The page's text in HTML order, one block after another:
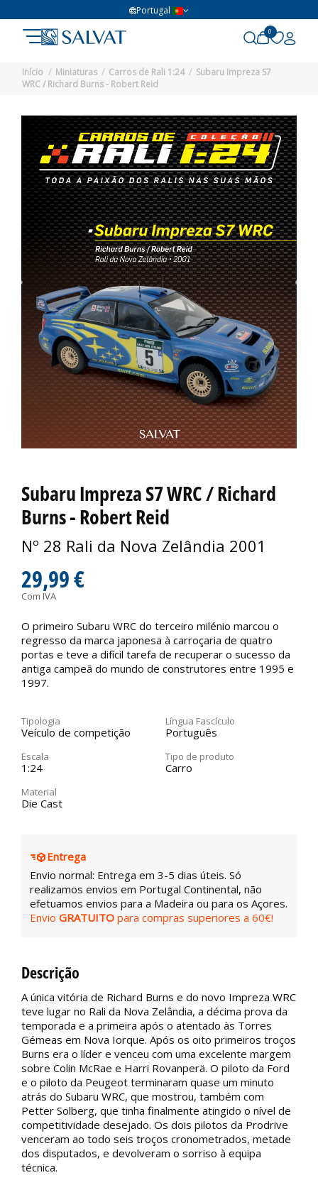
Portugal
0
Início Miniaturas Carros de Rali 1:24
Subaru Impreza S7
WRC / Richard Burns - Robert Reid
Subaru Impreza S7 WRC / Richard
Burns - Robert Reid
Nº 28 Rali da Nova Zelândia 2001
29,99 €
Com IVA
O primeiro Subaru WRC do terceiro milénio marcou o
regresso da marca japonesa à carroçaria de quatro
portas e teve a difícil tarefa de recuperar o sucesso da
antiga campeã do mundo de construtores entre 1995 e
1997.
Tipologia
Veículo de competição
Língua Fascículo
Português
Escala
1:24
Tipo de produto
Carro
Material
Die Cast
Entrega
Envio normal: Entrega em 3-5 dias úteis. Só
realizamos envios em Portugal Continental, não
efetuamos envios para a Madeira ou para os Açores.
Envio GRATUITO para compras superiores a 60€!
Descrição
A única vitória de Richard Burns e do novo Impreza WRC
teve lugar no Rali da Nova Zelândia, a décima prova da
temporada e a primeira após o atentado às Torres
Gémeas em Nova Iorque. Após os oito primeiros troços
Burns era o líder e venceu com uma excelente margem
sobre Colin McRae e Harri Rovanperä. O piloto da Ford
e o piloto da Peugeot terminaram quase um minuto
atrás do Subaru WRC, que mostrou, também com
Petter Solberg, que tinha finalmente atingido o nível de
competitividade desejado. Os dois pilotos da Prodrive
venceram ao todo seis troços cronometrados, metade
dos disputados, e devolveram o sorriso à equipa
técnica.